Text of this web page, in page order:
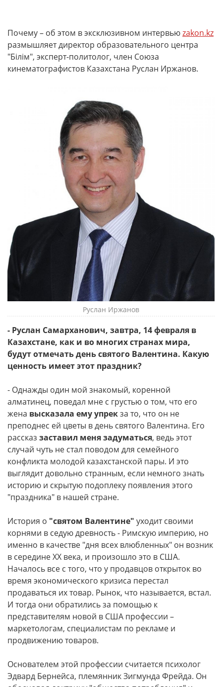
Почему – об этом в эксклюзивном интервьюzakon.kz
размышляет директор образовательного центра
"Бiлiм", эксперт-политолог, член Союза
кинематографистов Казахстана Руслан Иржанов.
Руслан Иржанов
- Руслан Самарханович, завтра, 14 февраля в
Казахстане, как и во многих странах мира,
будут отмечать день святого Валентина. Какую
ценность имеет этот праздник?
- Однажды один мой знакомый, коренной
алматинец, поведал мне с грустью о том, что его
жена высказала ему упрекза то, что он не
преподнес ей цветы в день святого Валентина. Его
рассказ заставил меня задуматься, ведь этот
случай чуть не стал поводом для семейного
конфликта молодой казахстанской пары. И это
выглядит довольно странным, если немного знать
историю и скрытую подоплеку появления этого
"праздника" в нашей стране.
История о "святом Валентине" уходит своими
корнями в седую древность - Римскую империю, но
именно в качестве "дня всех влюбленных" он возник
в середине XX века, и произошло это в США.
Началось все с того, что у продавцов открыток во
время экономического кризиса перестал
продаваться их товар. Рынок, что называется, встал.
И тогда они обратились за помощью к
представителям новой в США профессии –
маркетологам, специалистам по рекламе и
продвижению товаров.
Основателем этой профессии считается психолог
Эдвард Бернейса, племянник Зигмунда Фрейда. Он